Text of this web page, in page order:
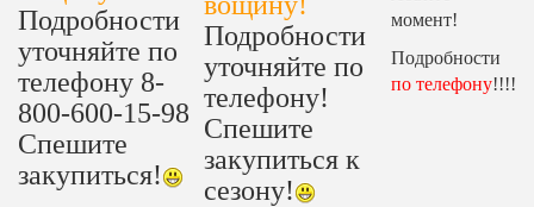
Подробности
уточняйте по
телефону 8-
800-600-15-98
Спешите
закупиться!
Подробности
уточняйте по
телефону!
Спешите
закупиться к
сезону!
момент!
Подробности
по телефону!!!!